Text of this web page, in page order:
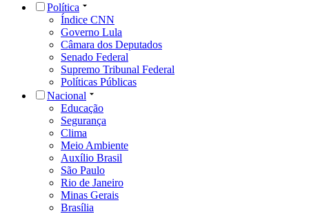
Política
Índice CNN
Governo Lula
Câmara dos Deputados
Senado Federal
Supremo Tribunal Federal
Políticas Públicas
Nacional
Educação
Segurança
Clima
Meio Ambiente
Auxílio Brasil
São Paulo
Rio de Janeiro
Minas Gerais
Brasília